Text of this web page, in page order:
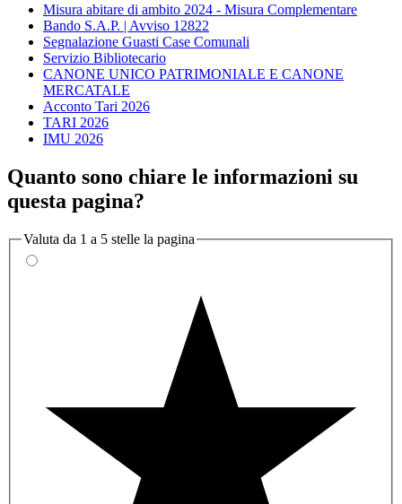
Misura abitare di ambito 2024 - Misura Complementare
Bando S.A.P. | Avviso 12822
Segnalazione Guasti Case Comunali
Servizio Bibliotecario
CANONE UNICO PATRIMONIALE E CANONE
MERCATALE
Acconto Tari 2026
TARI 2026
IMU 2026
Quanto sono chiare le informazioni su
questa pagina?
Valuta da 1 a 5 stelle la pagina